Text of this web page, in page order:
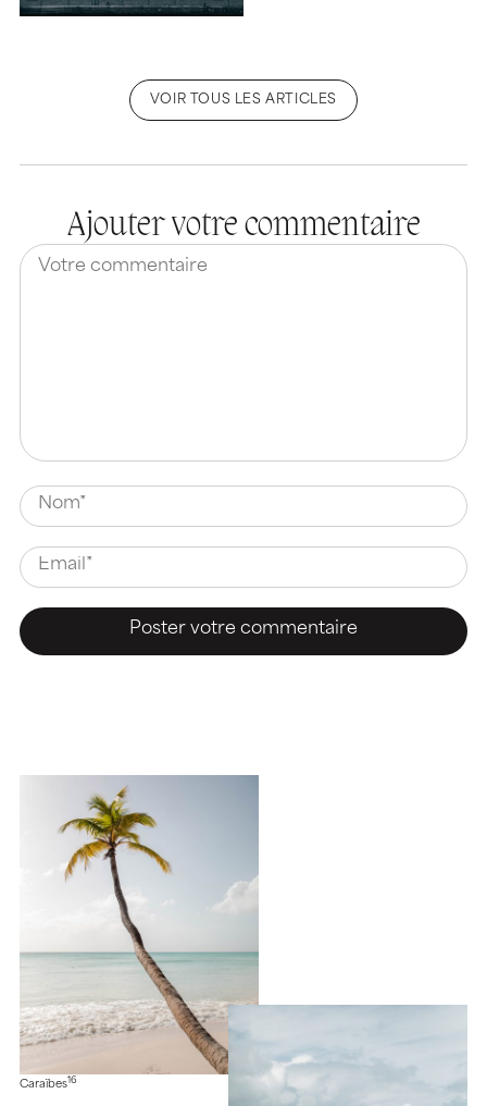
VOIR TOUS LES ARTICLES
Ajouter votre commentaire
Caraïbes 16